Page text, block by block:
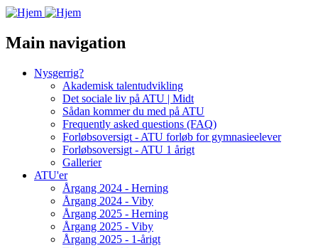
Main navigation
Nysgerrig?
Akademisk talentudvikling
Det sociale liv på ATU | Midt
Sådan kommer du med på ATU
Frequently asked questions (FAQ)
Forløbsoversigt - ATU forløb for gymnasieelever
Forløbsoversigt - ATU 1 årigt
Gallerier
ATU'er
Årgang 2024 - Herning
Årgang 2024 - Viby
Årgang 2025 - Herning
Årgang 2025 - Viby
Årgang 2025 - 1-årigt